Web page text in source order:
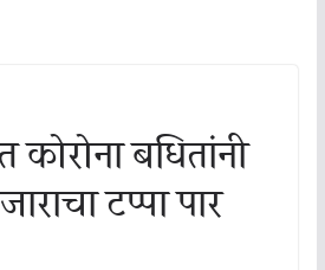
कोरोना बधितांनी
टप्पा पार